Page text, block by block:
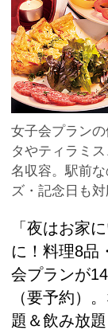
女子会プラン
タやティラミ
名収容。駅前
ズ・記念日も
「夜はお家
に！料理8品
会プランが
（要予約）
題＆飲み放